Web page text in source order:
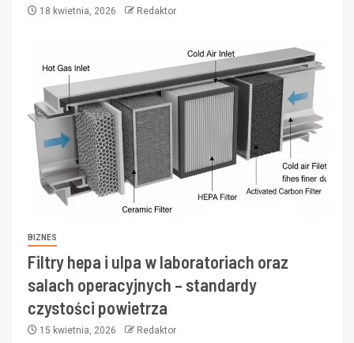
18 kwietnia, 2026 Redaktor
BIZNES
Filtry hepa i ulpa w laboratoriach oraz
salach operacyjnych – standardy
czystości powietrza
15 kwietnia, 2026 Redaktor